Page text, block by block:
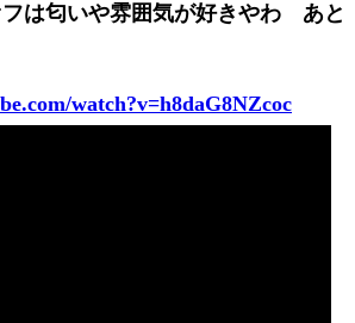
フは匂いや雰囲気が好きやわ あと
watch?v=h8daG8NZcoc